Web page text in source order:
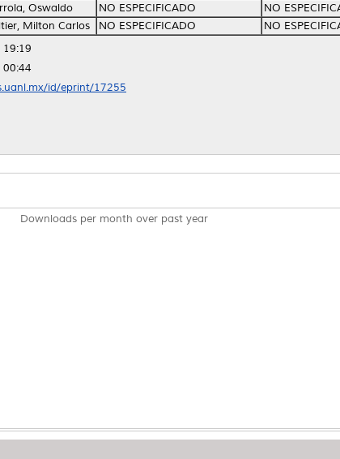
Oswaldo
NO ESPECIFICADO
NO
Milton Carlos
NO ESPECIFICADO
NO
00:44
id/eprint/17255
Downloads per month over past year